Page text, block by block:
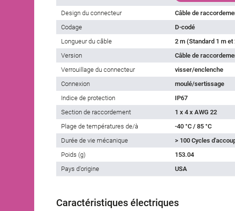
Design du connecteur
Câble de
Codage
D-codé
Longueur du câble
2 m (Standard 1 m
Version
Câble de
Verrouillage du connecteur
visser/enclenche
Connexion
moulé/sertissage
Indice de protection
IP67
Section de raccordement
1 x 4 x AWG 22
Plage de températures de/à
-40 °C / 85 °C
Durée de vie mécanique
> 100 Cycles
Poids (g)
153.04
Pays d'origine
USA
Caractéristiques électriques